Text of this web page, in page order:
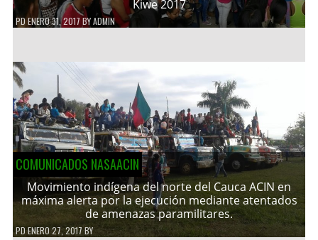
Kiwe 2017
PDENERO 31, 2017 BYADMIN
COMUNICADOS NASAACIN
Movimiento indígena del norte del Cauca ACIN en
máxima alerta por la ejecución mediante atentados
de amenazas paramilitares.
PDENERO 27, 2017 BY